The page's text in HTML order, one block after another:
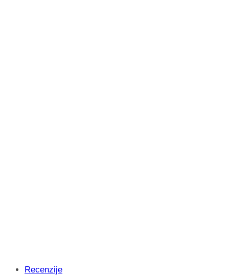
Recenzije